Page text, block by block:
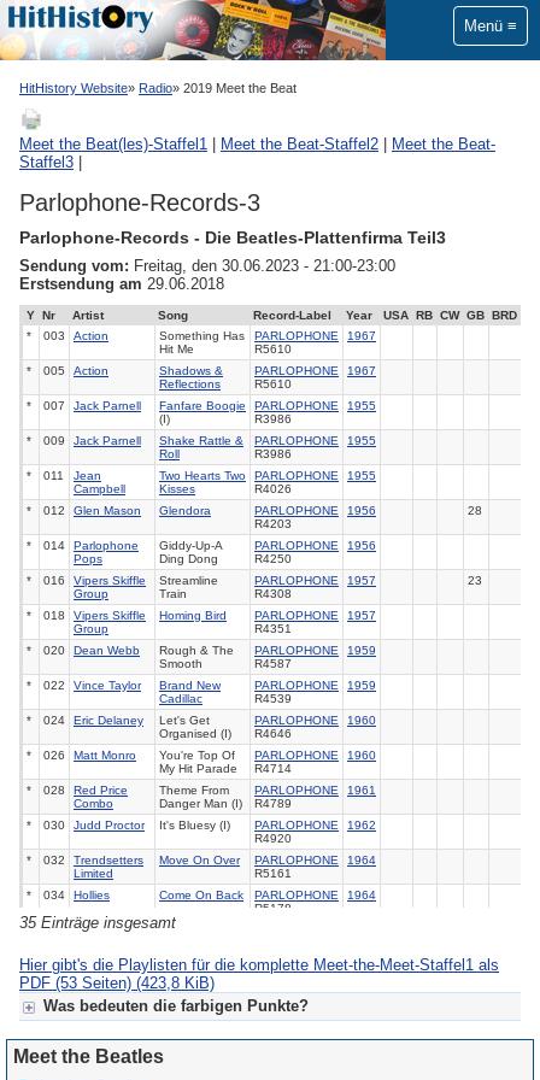
Menü
HitHistory Website Radio 2019 Meet the Beat
Meet the Beat(les)-Staffel1 Meet the Beat-Staffel2
Meet the Beat-
Staffel3
Parlophone-Records-3
Parlophone-Records - Die Beatles-Plattenfirma Teil3
Sendung vom: Freitag, den 30.06.2023 - 21:00-23:00
Erstsendung am 29.06.2018
Y Nr Artist Song Record-Label Year USA RB CW GB BRD
*
003 Action
Something Has
Hit Me
PARLOPHONE
R5610
1967
* 005 Action
Shadows &
Reflections
PARLOPHONE
R5610
1967
* 007 Jack Parnell
Fanfare Boogie
(I)
PARLOPHONE
R3986
1955
* 009 Jack Parnell
Shake Rattle &
Roll
PARLOPHONE
R3986
1955
* 011
Jean
Campbell
Two Hearts Two
Kisses
PARLOPHONE
R4026
1955
* 012 Glen Mason Glendora
PARLOPHONE
R4203
1956 28
* 014
Parlophone
Pops
Giddy-Up-A
Ding Dong
PARLOPHONE
R4250
1956
* 016
Vipers Skiffle
Group
Streamline
Train
PARLOPHONE
R4308
1957 23
* 018
Vipers Skiffle
Group
Homing Bird
PARLOPHONE
R4351
1957
* 020 Dean Webb
Rough & The
Smooth
PARLOPHONE
R4587
1959
* 022 Vince Taylor
Brand New
Cadillac
PARLOPHONE
R4539
1959
* 024 Eric Delaney
Let's Get
Organised (I)
PARLOPHONE
R4646
1960
* 026 Matt Monro
You're Top Of
My Hit Parade
PARLOPHONE
R4714
1960
* 028
Red Price
Combo
Theme From
Danger Man (I)
PARLOPHONE
R4789
1961
* 030 Judd Proctor It's Bluesy (I)
PARLOPHONE
R4920
1962
* 032
Trendsetters
Limited
Move On Over
PARLOPHONE
R5161
1964
* 034 Hollies Come On Back
PARLOPHONE
R5178
1964
* 036 Hollies
Keep Off That
* 038
Billy J.
Kramer & The
Dakotas
I Call Your
Name
PARLOPHONE
R5049
1963
* 040
Billy J.
Dakotas
I Know
PARLOPHONE
* 042 Cilla Black
Love's Just A
35 Einträge insgesamt
Hier gibt's die Playlisten für die komplette Meet-the-Meet-Staffel1 als
PDF (53 Seiten) (423,8 KiB)
Was bedeuten die farbigen Punkte?
Für Meet the Beat(les):
Grün = fertige Radiosendung
Meet the Beatles